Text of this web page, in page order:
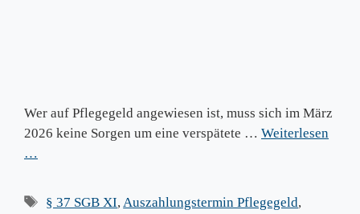
Wer auf Pflegegeld angewiesen ist, muss sich im März
2026 keine Sorgen um eine verspätete … Weiterlesen
…
Schlagwörter
§ 37 SGB XI,Auszahlungstermin Pflegegeld,